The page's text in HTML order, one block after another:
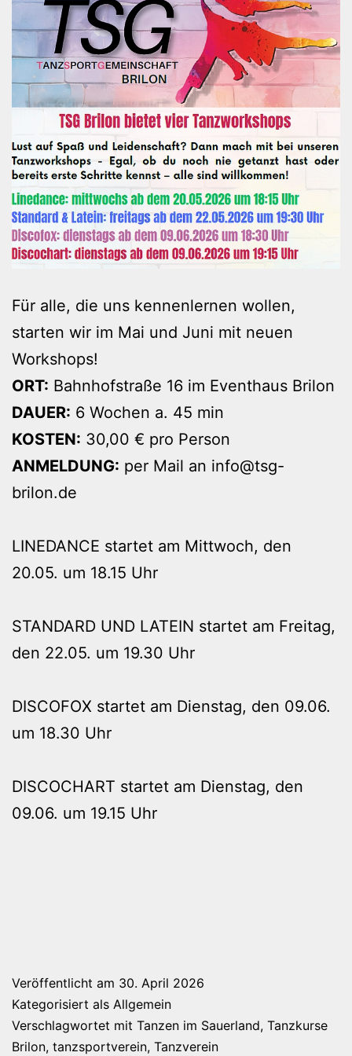
Für alle, die uns kennenlernen wollen,
starten wir im Mai und Juni mit neuen
Workshops!
ORT: Bahnhofstraße 16 im Eventhaus Brilon
DAUER: 6 Wochen a. 45 min
KOSTEN: 30,00 € pro Person
ANMELDUNG: per Mail an info@tsg-
brilon.de
LINEDANCE startet am Mittwoch, den
20.05. um 18.15 Uhr
STANDARD UND LATEIN startet am Freitag,
den 22.05. um 19.30 Uhr
DISCOFOX startet am Dienstag, den 09.06.
um 18.30 Uhr
DISCOCHART startet am Dienstag, den
09.06. um 19.15 Uhr
Veröffentlicht am 30. April 2026
Kategorisiert als Allgemein
Verschlagwortet mit Tanzen im Sauerland, Tanzkurse
Brilon, tanzsportverein, Tanzverein